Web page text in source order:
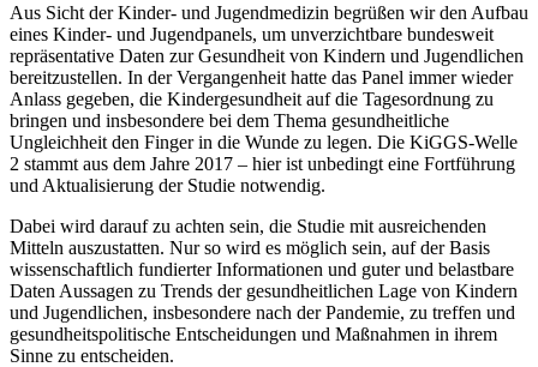
Aus Sicht der Kinder- und Jugendmedizin begrüßen wir den Aufbau
eines Kinder- und Jugendpanels, um unverzichtbare bundesweit
repräsentative Daten zur Gesundheit von Kindern und Jugendlichen
bereitzustellen. In der Vergangenheit hatte das Panel immer wieder
Anlass gegeben, die Kindergesundheit auf die Tagesordnung zu
bringen und insbesondere bei dem Thema gesundheitliche
Ungleichheit den Finger in die Wunde zu legen. Die KiGGS-Welle
2 stammt aus dem Jahre 2017 – hier ist unbedingt eine Fortführung
und Aktualisierung der Studie notwendig.
Dabei wird darauf zu achten sein, die Studie mit ausreichenden
Mitteln auszustatten. Nur so wird es möglich sein, auf der Basis
wissenschaftlich fundierter Informationen und guter und belastbare
Daten Aussagen zu Trends der gesundheitlichen Lage von Kindern
und Jugendlichen, insbesondere nach der Pandemie, zu treffen und
gesundheitspolitische Entscheidungen und Maßnahmen in ihrem
Sinne zu entscheiden.